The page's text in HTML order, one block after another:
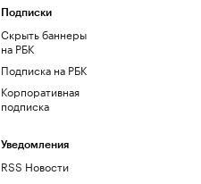
Подписки
Скрыть баннеры
на РБК
Подписка на РБК
Корпоративная
подписка
Уведомления
RSS Новости